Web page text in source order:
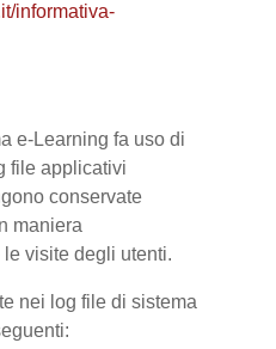
informativa-
e-Learning fa uso di
file applicativi
conservate
maniera
visite degli utenti.
nei log file di sistema